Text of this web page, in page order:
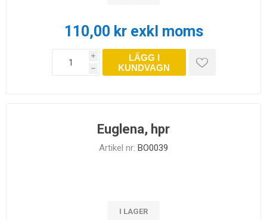
110,00 kr exkl moms
i
h
LÄGG I
KUNDVAGN
Euglena, hpr
Artikel nr: BO0039
I LAGER